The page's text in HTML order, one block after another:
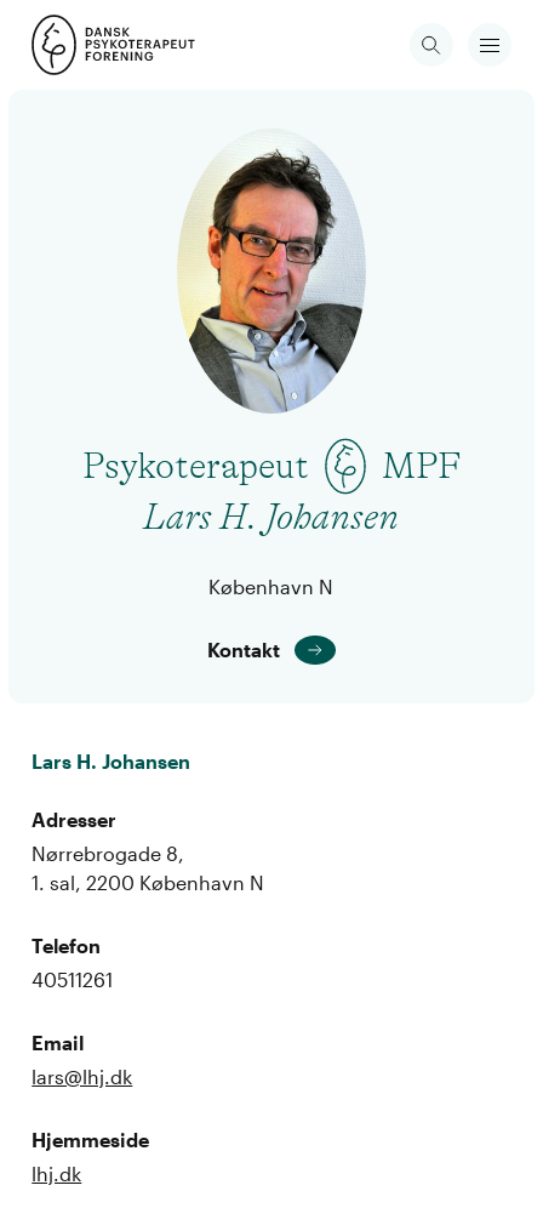
Psykoterapeut
MPF
Lars H. Johansen
København N
Kontakt
Lars H. Johansen
Adresser
Nørrebrogade 8,
1. sal, 2200 København N
Telefon
40511261
Email
lars@lhj.dk
Hjemmeside
lhj.dk